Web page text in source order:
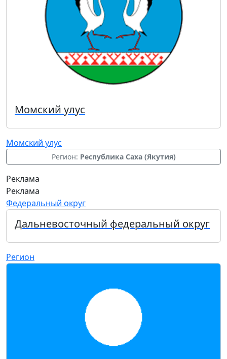
Момский улус
Момский улус
Регион: Республика Саха (Якутия)
Реклама
Реклама
Федеральный округ
Дальневосточный федеральный округ
Регион